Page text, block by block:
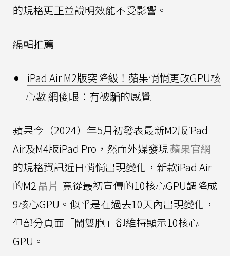
的規格更正並說明效能不受影響。
編輯推薦
iPad Air M2版突降級！蘋果悄悄更改GPU核
心數 網傻眼：有被騙的感覺
蘋果今（2024）年5月初發表最新M2版iPad
Air及M4版iPad Pro，然而外媒發現蘋果官網
的規格資訊近日悄悄出現變化，新款iPad Air
的M2晶片 竟從最初宣傳的10核心GPU調降成
9核心GPU。似乎是在過去10天內出現變化，
但部分頁面「鬧雙胞」卻維持顯示10核心
GPU。